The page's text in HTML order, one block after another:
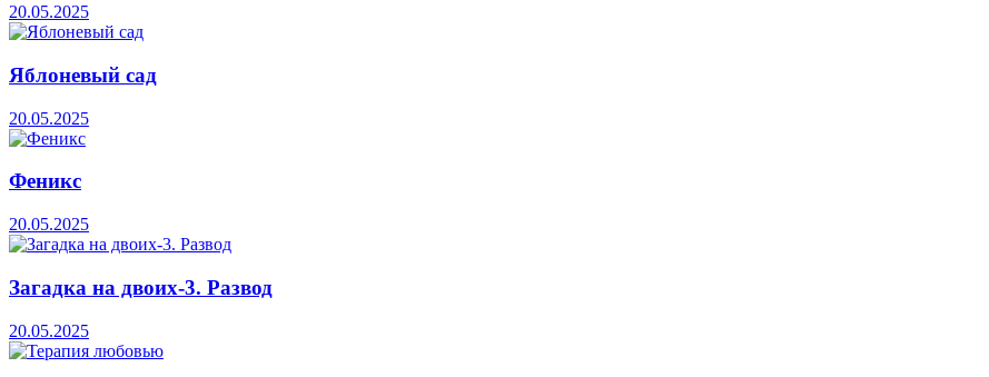
20.05.2025
Яблоневый сад
20.05.2025
Феникс
20.05.2025
Загадка на двоих-3. Развод
20.05.2025